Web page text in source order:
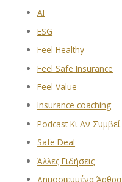
AI
ESG
Feel Healthy
Feel Safe Insurance
Feel Value
Insurance coaching
Podcast Κι Αν Συμβεί
Safe Deal
Άλλες Ειδήσεις
Δημοσιευμένα Άρθρα